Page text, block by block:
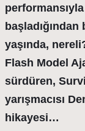
yaşında,
Flash Model
sürdüren,
yarışmacısı
hikayesi…